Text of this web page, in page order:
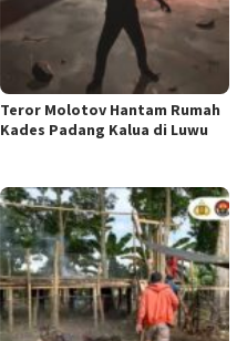
Teror Molotov Hantam Rumah
Kades Padang Kalua di Luwu